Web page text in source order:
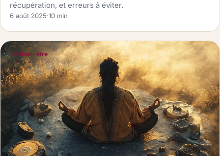
récupération, et erreurs à éviter.
6 août 2025·10 min
🌿 Bien-être